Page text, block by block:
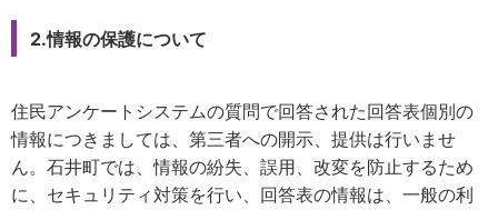
2.情報の保護について
住民アンケートシステムの質問で回答された回答表個別の
情報につきましては、第三者への開示、提供は行いませ
ん。石井町では、情報の紛失、誤用、改変を防止するため
に、セキュリティ対策を行い、回答表の情報は、一般の利